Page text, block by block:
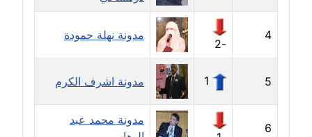
مدونة أمل زيادة
عاملة
مدونة امل محمود
عاملة
مدونة أمل منشاوي
4
-2
مدونة نهلة حمودة
5
1 مدونة اشرف الكرم
6
مدونة محمد عبد